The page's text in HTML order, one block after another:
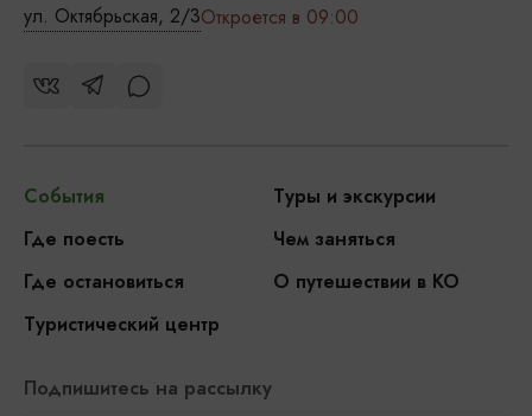
ул. Октябрьская, 2/3Откроется в 09:00
События
Туры и экскурсии
Где поесть
Чем заняться
Где остановиться
О путешествии в КО
Туристический центр
Подпишитесь на рассылку